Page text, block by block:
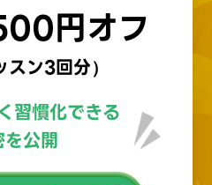
円オフ
スン3回分）
習慣化できる
公開